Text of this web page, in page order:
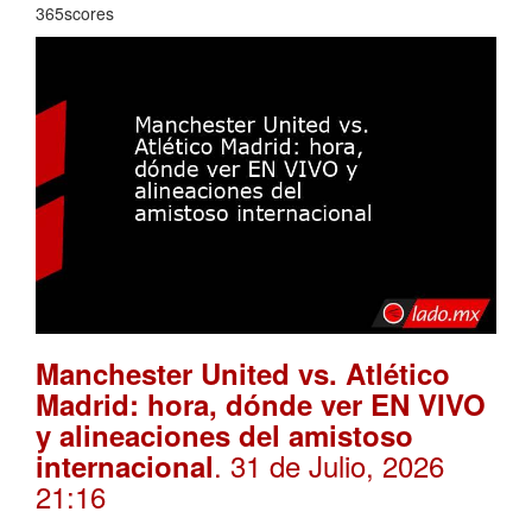
365scores
Manchester United vs. Atlético
Madrid: hora, dónde ver EN VIVO
y alineaciones del amistoso
internacional. 31 de Julio, 2026
21:16